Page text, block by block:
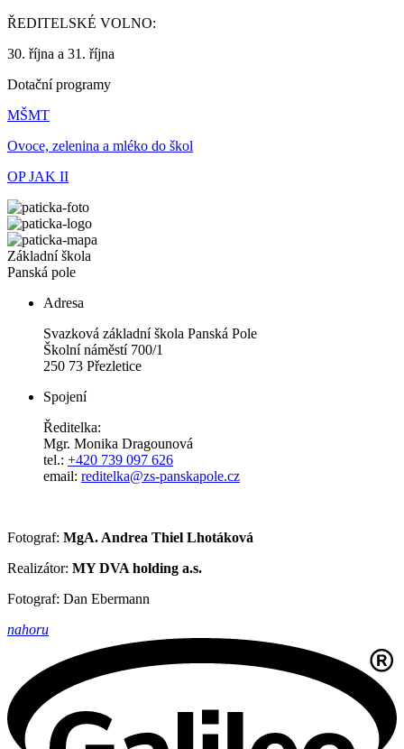
ŘEDITELSKÉ VOLNO:
30. října a 31. října
Dotační programy
MŠMT
Ovoce, zelenina a mléko do škol
OP JAK II
Základní škola
Panská pole
Adresa
Svazková základní škola Panská Pole
Školní náměstí 700/1
250 73 Přezletice
Spojení
Ředitelka:
Mgr. Monika Dragounová
tel.: +420 739 097 626
email: reditelka@zs-panskapole.cz
Fotograf: MgA. Andrea Thiel Lhotáková
Realizátor: MY DVA holding a.s.
Fotograf: Dan Ebermann
nahoru